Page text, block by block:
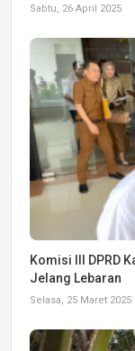
Sabtu, 26 April 2025
Komisi III DPRD
Jelang Lebaran
Selasa, 25 Maret 2025